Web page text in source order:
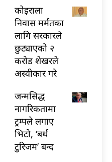
कोइराला
निवास मर्मतका
लागि सरकारले
छुट्याएको २
करोड शेखरले
अस्वीकार गरे
जन्मसिद्ध
नागरिकतामा
ट्रम्पले लगाए
भिटो, ‘बर्थ
टुरिजम’ बन्द